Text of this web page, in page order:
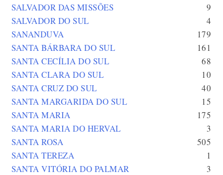
SALVADOR DAS MISSÕES
9
SALVADOR DO SUL
4
SANANDUVA
179
SANTA BÁRBARA DO SUL
161
SANTA CECÍLIA DO SUL
68
SANTA CLARA DO SUL
10
SANTA CRUZ DO SUL
40
SANTA MARGARIDA DO SUL
15
SANTA MARIA
175
SANTA MARIA DO HERVAL
3
SANTA ROSA
505
SANTA TEREZA
1
SANTA VITÓRIA DO PALMAR
3